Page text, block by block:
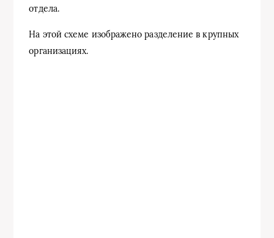
отдела.
На этой схеме изображено разделение в крупных
организациях.